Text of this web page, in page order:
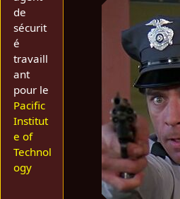
de
sécurit
é
travaill
ant
pour le
Pacific
Institut
e of
Technol
ogy